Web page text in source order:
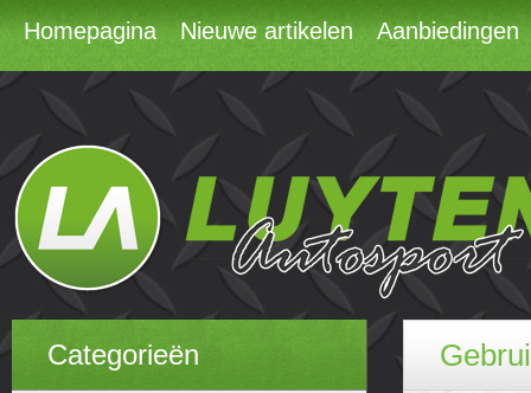
Homepagina Nieuwe artikelen Aanbiedingen
Categorieën